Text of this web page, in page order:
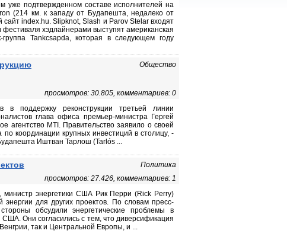
уже подтвержденном составе исполнителей на
(214 км. к западу от Будапешта, недалеко от
сайт index.hu. Slipknot, Slash и Parov Stelar входят
хэдлайнерами выступят американская
Tankcsapda, которая в следующем году
Общество
просмотров: 30.805, комментариев: 0
поддержку реконструкции третьей линии
глава офиса премьер-министра Гергей
агентство MTI. Правительство заявило о своей
координации крупных инвестиций в столицу, -
Иштван Тарлош (Tarlós ...
Политика
просмотров: 27.426, комментариев: 1
министр энергетики США Рик Перри (Rick Perry)
энергии для других проектов. По словам пресс-
обсудили энергетические проблемы в
Они согласились с тем, что диверсификация
так и Центральной Европы, и ...